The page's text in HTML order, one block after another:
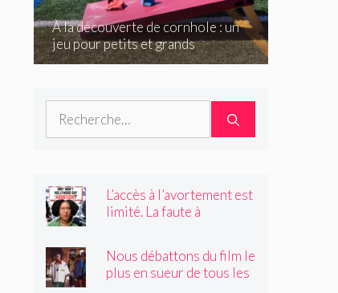
À la découverte de cornhole : un
jeu pour petits et grands
Rechercher :
L’accès à l’avortement est
limité. La faute à
Nous débattons du film le
plus en sueur de tous les